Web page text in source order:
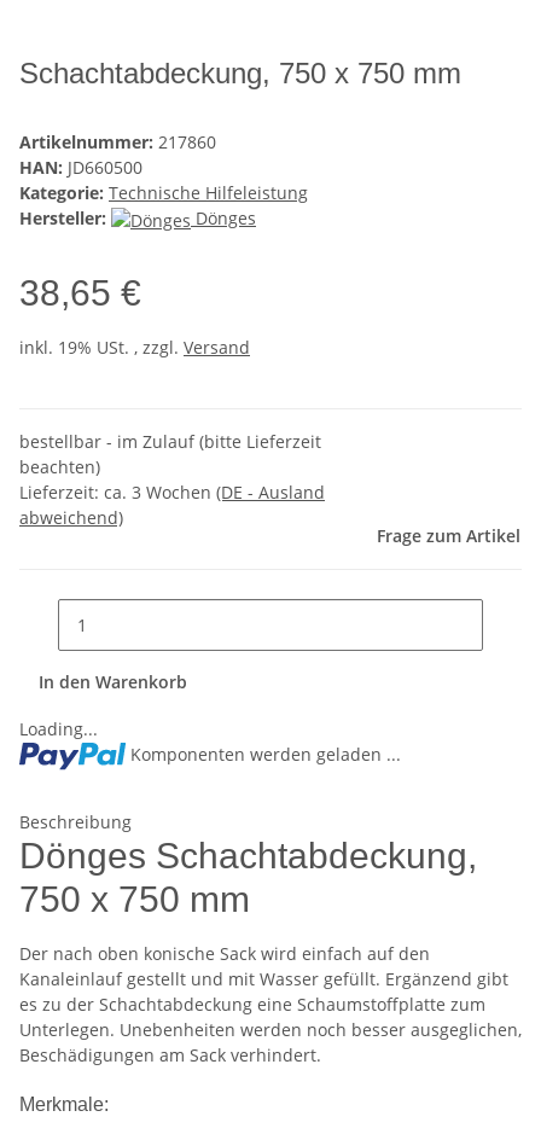
Schachtabdeckung, 750 x 750 mm
Artikelnummer: 217860
HAN: JD660500
Kategorie: Technische Hilfeleistung
Hersteller:
Dönges
38,65 €
inkl. 19% USt. , zzgl. Versand
bestellbar - im Zulauf (bitte Lieferzeit
beachten)
Lieferzeit: ca. 3 Wochen (DE - Ausland
abweichend)
Frage zum Artikel
In den Warenkorb
Loading...
Komponenten werden geladen ...
Beschreibung
Dönges Schachtabdeckung,
750 x 750 mm
Der nach oben konische Sack wird einfach auf den
Kanaleinlauf gestellt und mit Wasser gefüllt. Ergänzend gibt
es zu der Schachtabdeckung eine Schaumstoffplatte zum
Unterlegen. Unebenheiten werden noch besser ausgeglichen,
Beschädigungen am Sack verhindert.
Merkmale: